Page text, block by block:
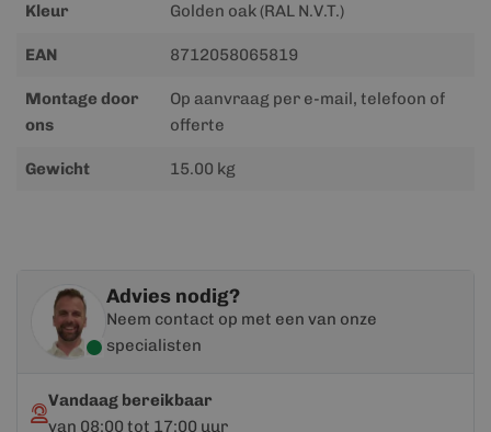
Kleur Golden oak (RAL N.V.T.)
EAN 8712058065819
Montage door
ons
Op aanvraag per e-mail, telefoon of
offerte
Gewicht 15.00 kg
Advies nodig?
Neem contact op met een van onze
specialisten
Vandaag bereikbaar
van 08:00 tot 17:00 uur